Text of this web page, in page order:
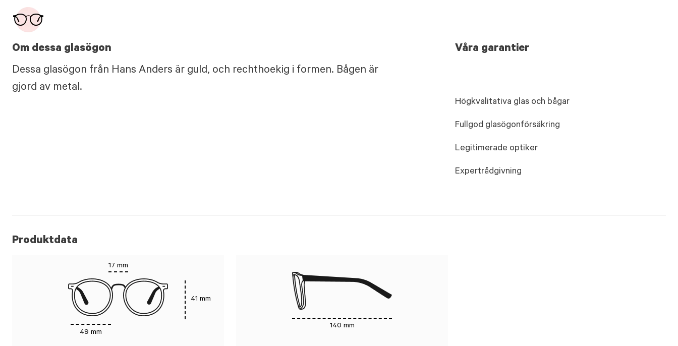
Om dessa glasögon
Dessa glasögon från Hans Anders är guld, och rechthoekig i formen. Bågen är
gjord av metal.
Våra garantier
Högkvalitativa glas och bågar
Fullgod glasögonförsäkring
Legitimerade optiker
Expertrådgivning
Produktdata
17 mm
49 mm
41 mm
140 mm